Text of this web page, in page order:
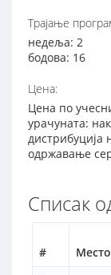
Трајање
недеља: 2
бодова: 16
Цена:
Цена по
урачуната:
дистрибуција
одржавање
Списак
# Место